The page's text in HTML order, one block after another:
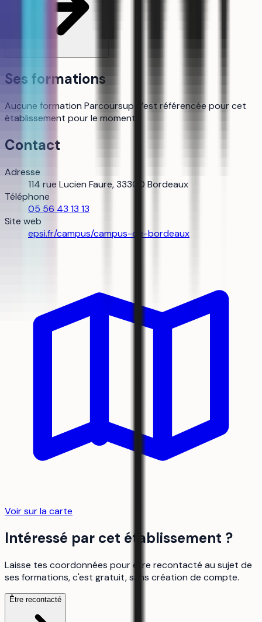
Ses formations
Aucune formation Parcoursup n’est référencée pour cet
établissement pour le moment.
Contact
Adresse
114 rue Lucien Faure, 33300 Bordeaux
Téléphone
05 56 43 13 13
Site web
epsi.fr/campus/campus-de-bordeaux
Voir sur la carte
Intéressé par cet établissement ?
Laisse tes coordonnées pour être recontacté au sujet de
ses formations, c'est gratuit, sans création de compte.
Être recontacté